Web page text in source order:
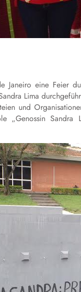
Janeiro eine Feier
Lima
und
„Genossin Sandra